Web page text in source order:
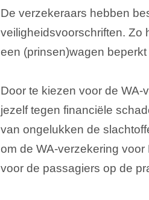
De verzekeraars hebben
veiligheidsvoorschriften. Zo
een (prinsen)wagen
Door te kiezen voor de
jezelf tegen financiële
van ongelukken de
om de WA-verzekering
voor de passagiers op de